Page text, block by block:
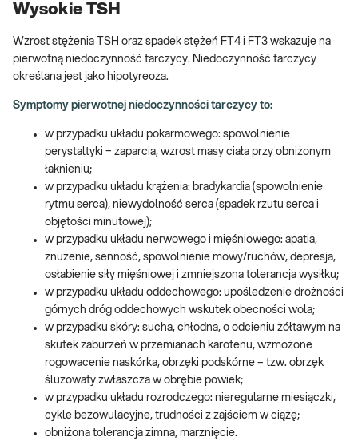
Wysokie TSH
Wzrost stężenia TSH oraz spadek stężeń FT4 i FT3 wskazuje na
pierwotną niedoczynność tarczycy. Niedoczynność tarczycy
określana jest jako hipotyreoza.
Symptomy pierwotnej niedoczynności tarczycy to:
w przypadku układu pokarmowego: spowolnienie
perystaltyki − zaparcia, wzrost masy ciała przy obniżonym
łaknieniu;
w przypadku układu krążenia: bradykardia (spowolnienie
rytmu serca), niewydolność serca (spadek rzutu serca i
objętości minutowej);
w przypadku układu nerwowego i mięśniowego: apatia,
znużenie, senność, spowolnienie mowy/ruchów, depresja,
osłabienie siły mięśniowej i zmniejszona tolerancja wysiłku;
w przypadku układu oddechowego: upośledzenie drożności
górnych dróg oddechowych wskutek obecności wola;
w przypadku skóry: sucha, chłodna, o odcieniu żółtawym na
skutek zaburzeń w przemianach karotenu, wzmożone
rogowacenie naskórka, obrzęki podskórne – tzw. obrzęk
śluzowaty zwłaszcza w obrębie powiek;
w przypadku układu rozrodczego: nieregularne miesiączki,
cykle bezowulacyjne, trudności z zajściem w ciążę;
obniżona tolerancja zimna, marznięcie.